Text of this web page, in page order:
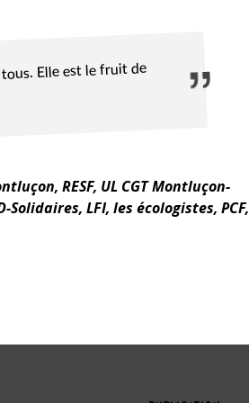
Elle est le fruit de
RESF, UL CGT Montluçon-
Solidaires, LFI, les écologistes, PCF,